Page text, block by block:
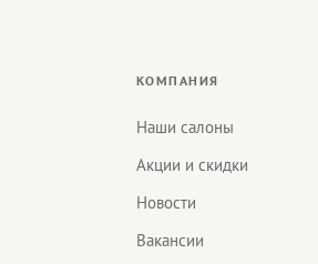
КОМПАНИЯ
Наши салоны
Акции и скидки
Новости
Вакансии